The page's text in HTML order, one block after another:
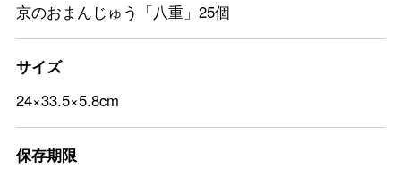
京のおまんじゅう「八重」25個
サイズ
24×33.5×5.8cm
保存期限